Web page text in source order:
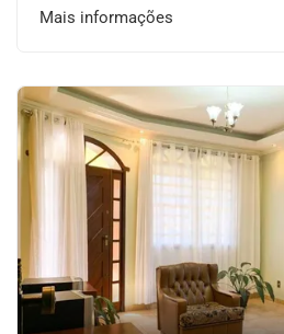
Mais informações